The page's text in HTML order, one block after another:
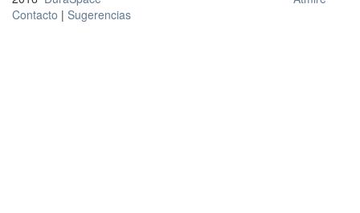
Contacto | Sugerencias